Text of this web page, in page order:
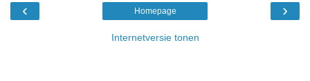
‹ ›
Homepage
Internetversie tonen